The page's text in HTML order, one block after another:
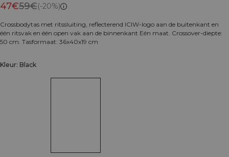
47€59€(-20%)
Crossbodytas met ritssluiting, reflecterend ICIW-logo aan de buitenkant en
één ritsvak en één open vak aan de binnenkant Eén maat. Crossover-diepte:
50 cm. Tasformaat: 36x40x19 cm
Kleur: Black